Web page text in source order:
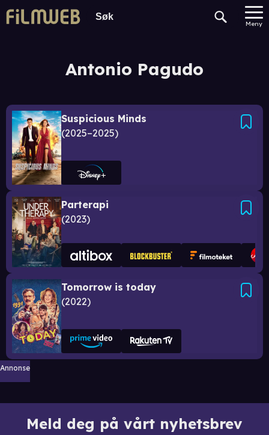
Meny
Antonio Pagudo
Suspicious Minds
2025–2025
Parterapi
2023
Tomorrow is today
2022
Annonse
Meld deg på vårt nyhetsbrev